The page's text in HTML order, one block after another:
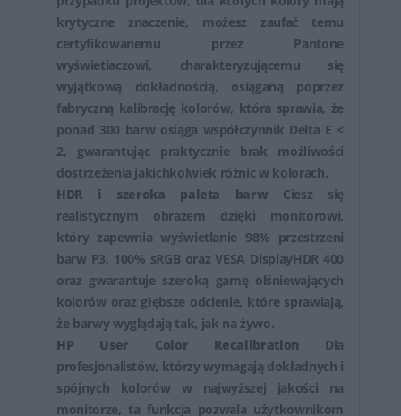
krytyczne znaczenie, możesz zaufać temu
certyfikowanemu przez Pantone
wyświetlaczowi, charakteryzującemu się
wyjątkową dokładnością, osiąganą poprzez
fabryczną kalibrację kolorów, która sprawia, że
ponad 300 barw osiąga współczynnik Delta E <
2, gwarantując praktycznie brak możliwości
dostrzeżenia jakichkolwiek różnic w kolorach.
HDR i szeroka paleta barw Ciesz się
realistycznym obrazem dzięki monitorowi,
który zapewnia wyświetlanie 98% przestrzeni
barw P3, 100% sRGB oraz VESA DisplayHDR 400
oraz gwarantuje szeroką gamę olśniewających
kolorów oraz głębsze odcienie, które sprawiają,
że barwy wyglądają tak, jak na żywo.
HP User Color Recalibration Dla
profesjonalistów, którzy wymagają dokładnych i
spójnych kolorów w najwyższej jakości na
monitorze, ta funkcja pozwala użytkownikom